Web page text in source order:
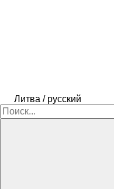
Литва / русский